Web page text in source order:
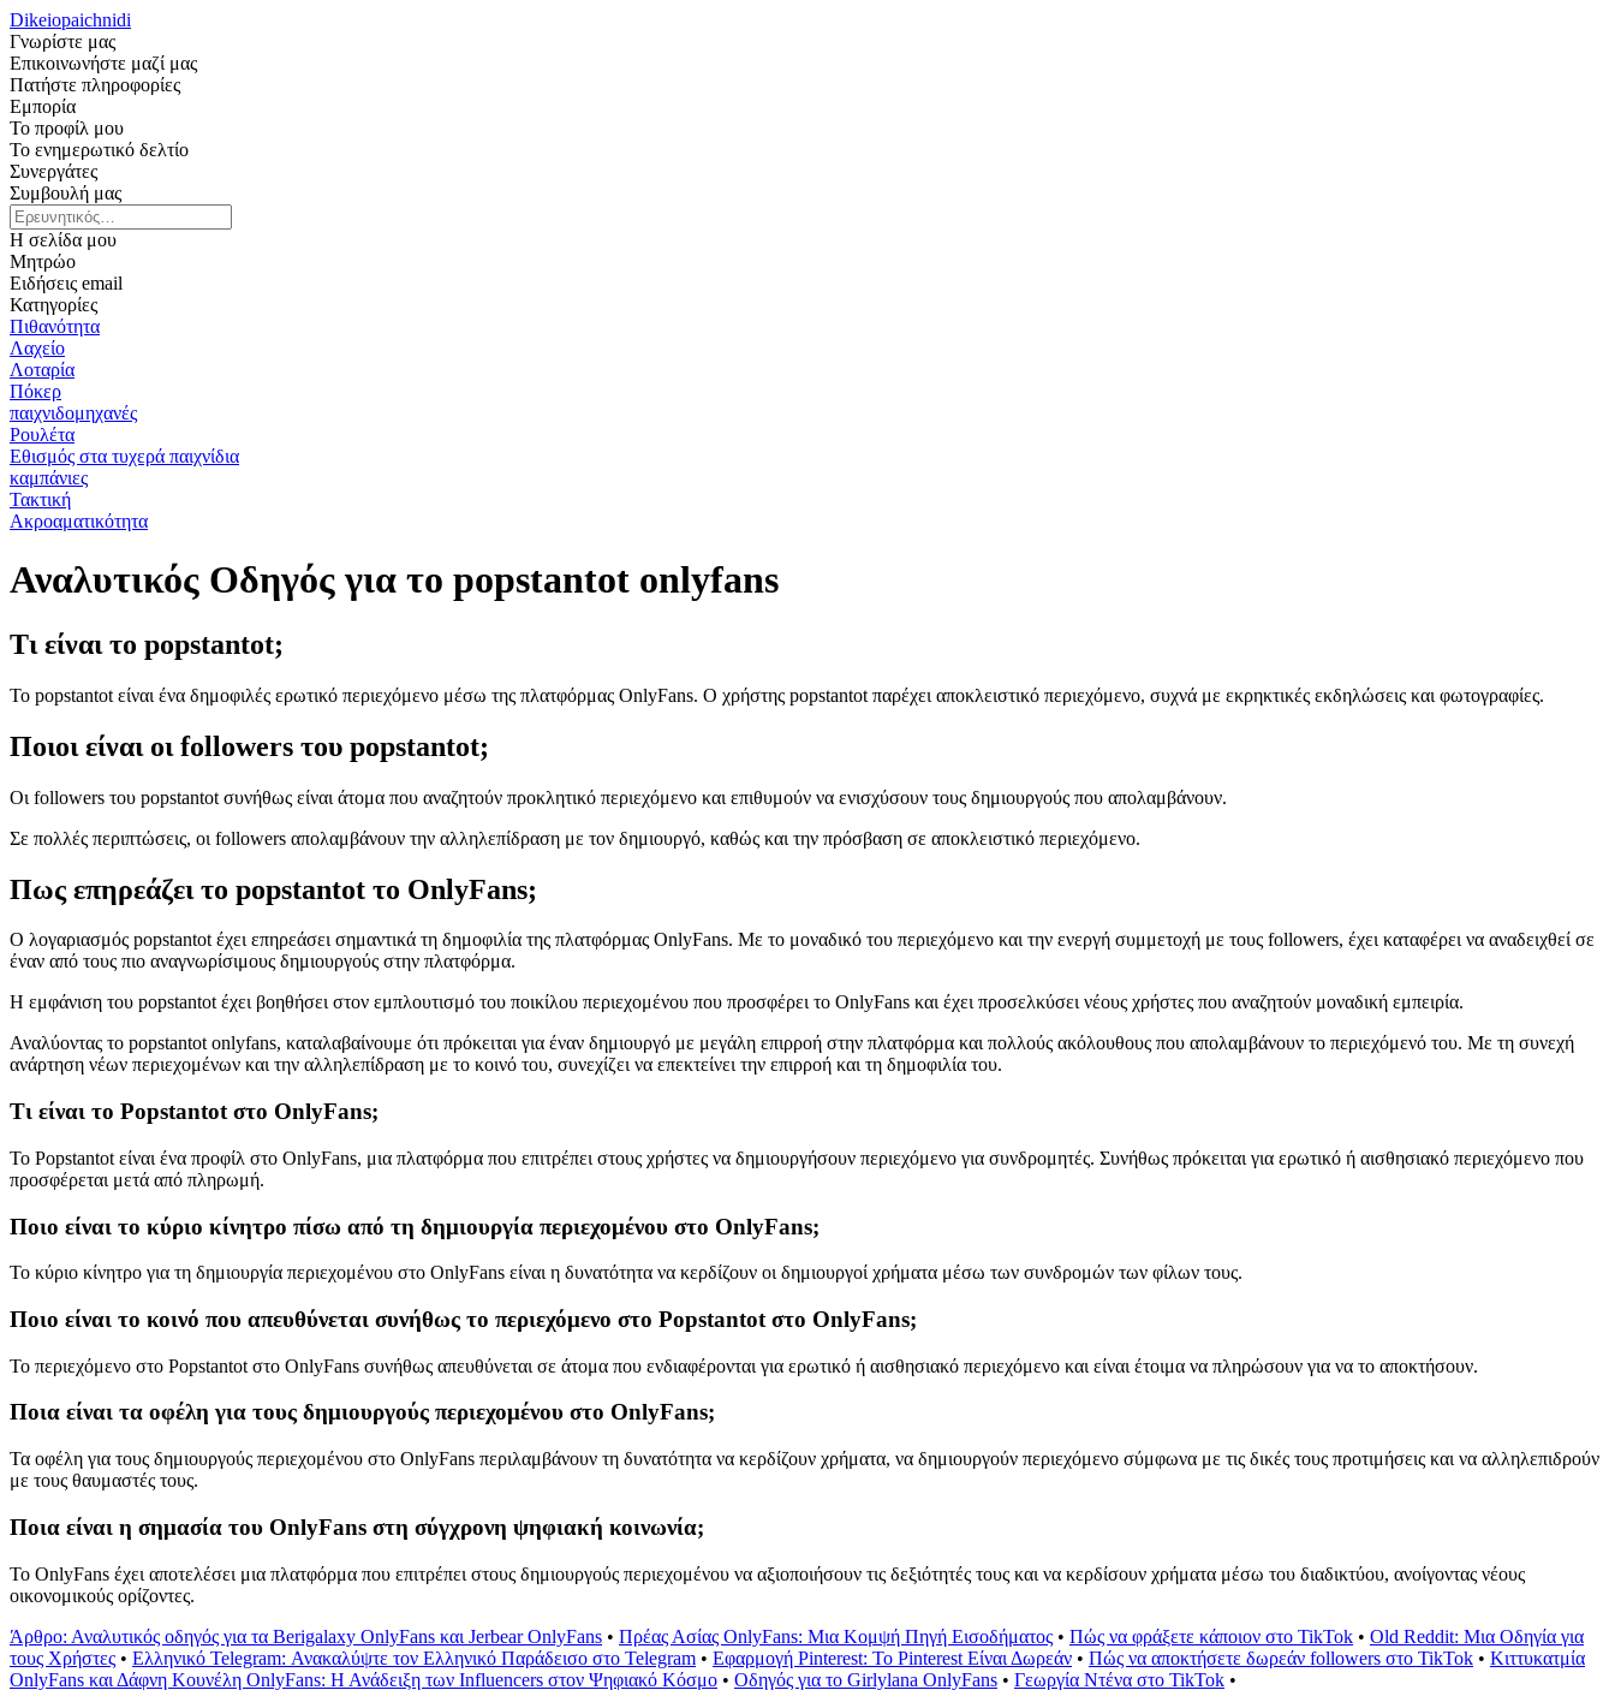
Dikeiopaichnidi
Γνωρίστε μας
Επικοινωνήστε μαζί μας
Πατήστε πληροφορίες
Εμπορία
Το προφίλ μου
Το ενημερωτικό δελτίο
Συνεργάτες
Συμβουλή μας
Η σελίδα μου
Μητρώο
Ειδήσεις email
Κατηγορίες
Πιθανότητα
Λαχείο
Λοταρία
Πόκερ
παιχνιδομηχανές
Ρουλέτα
Εθισμός στα τυχερά παιχνίδια
καμπάνιες
Τακτική
Ακροαματικότητα
Αναλυτικός Οδηγός για το popstantot onlyfans
Τι είναι το popstantot;
Το popstantot είναι ένα δημοφιλές ερωτικό περιεχόμενο μέσω της πλατφόρμας OnlyFans. Ο χρήστης popstantot παρέχει αποκλειστικό περιεχόμενο, συχνά με εκρηκτικές εκδηλώσεις και φωτογραφίες.
Ποιοι είναι οι followers του popstantot;
Οι followers του popstantot συνήθως είναι άτομα που αναζητούν προκλητικό περιεχόμενο και επιθυμούν να ενισχύσουν τους δημιουργούς που απολαμβάνουν.
Σε πολλές περιπτώσεις, οι followers απολαμβάνουν την αλληλεπίδραση με τον δημιουργό, καθώς και την πρόσβαση σε αποκλειστικό περιεχόμενο.
Πως επηρεάζει το popstantot το OnlyFans;
Ο λογαριασμός popstantot έχει επηρεάσει σημαντικά τη δημοφιλία της πλατφόρμας OnlyFans. Με το μοναδικό του περιεχόμενο και την ενεργή συμμετοχή με τους followers, έχει καταφέρει να αναδειχθεί σε
έναν από τους πιο αναγνωρίσιμους δημιουργούς στην πλατφόρμα.
Η εμφάνιση του popstantot έχει βοηθήσει στον εμπλουτισμό του ποικίλου περιεχομένου που προσφέρει το OnlyFans και έχει προσελκύσει νέους χρήστες που αναζητούν μοναδική εμπειρία.
Αναλύοντας το popstantot onlyfans, καταλαβαίνουμε ότι πρόκειται για έναν δημιουργό με μεγάλη επιρροή στην πλατφόρμα και πολλούς ακόλουθους που απολαμβάνουν το περιεχόμενό του. Με τη συνεχή
ανάρτηση νέων περιεχομένων και την αλληλεπίδραση με το κοινό του, συνεχίζει να επεκτείνει την επιρροή και τη δημοφιλία του.
Τι είναι το Popstantot στο OnlyFans;
Το Popstantot είναι ένα προφίλ στο OnlyFans, μια πλατφόρμα που επιτρέπει στους χρήστες να δημιουργήσουν περιεχόμενο για συνδρομητές. Συνήθως πρόκειται για ερωτικό ή αισθησιακό περιεχόμενο που
προσφέρεται μετά από πληρωμή.
Ποιο είναι το κύριο κίνητρο πίσω από τη δημιουργία περιεχομένου στο OnlyFans;
Το κύριο κίνητρο για τη δημιουργία περιεχομένου στο OnlyFans είναι η δυνατότητα να κερδίζουν οι δημιουργοί χρήματα μέσω των συνδρομών των φίλων τους.
Ποιο είναι το κοινό που απευθύνεται συνήθως το περιεχόμενο στο Popstantot στο OnlyFans;
Το περιεχόμενο στο Popstantot στο OnlyFans συνήθως απευθύνεται σε άτομα που ενδιαφέρονται για ερωτικό ή αισθησιακό περιεχόμενο και είναι έτοιμα να πληρώσουν για να το αποκτήσουν.
Ποια είναι τα οφέλη για τους δημιουργούς περιεχομένου στο OnlyFans;
Τα οφέλη για τους δημιουργούς περιεχομένου στο OnlyFans περιλαμβάνουν τη δυνατότητα να κερδίζουν χρήματα, να δημιουργούν περιεχόμενο σύμφωνα με τις δικές τους προτιμήσεις και να αλληλεπιδρούν
με τους θαυμαστές τους.
Ποια είναι η σημασία του OnlyFans στη σύγχρονη ψηφιακή κοινωνία;
Το OnlyFans έχει αποτελέσει μια πλατφόρμα που επιτρέπει στους δημιουργούς περιεχομένου να αξιοποιήσουν τις δεξιότητές τους και να κερδίσουν χρήματα μέσω του διαδικτύου, ανοίγοντας νέους
οικονομικούς ορίζοντες.
Άρθρο: Αναλυτικός οδηγός για τα Berigalaxy OnlyFans και Jerbear OnlyFans • Πρέας Ασίας OnlyFans: Μια Κομψή Πηγή Εισοδήματος • Πώς να φράξετε κάποιον στο TikTok • Old Reddit: Μια Οδηγία για
τους Χρήστες • Ελληνικό Telegram: Ανακαλύψτε τον Ελληνικό Παράδεισο στο Telegram • Εφαρμογή Pinterest: Το Pinterest Είναι Δωρεάν • Πώς να αποκτήσετε δωρεάν followers στο TikTok • Κιττυκατμία
OnlyFans και Δάφνη Κουνέλη OnlyFans: Η Ανάδειξη των Influencers στον Ψηφιακό Κόσμο • Οδηγός για το Girlylana OnlyFans • Γεωργία Ντένα στο TikTok •